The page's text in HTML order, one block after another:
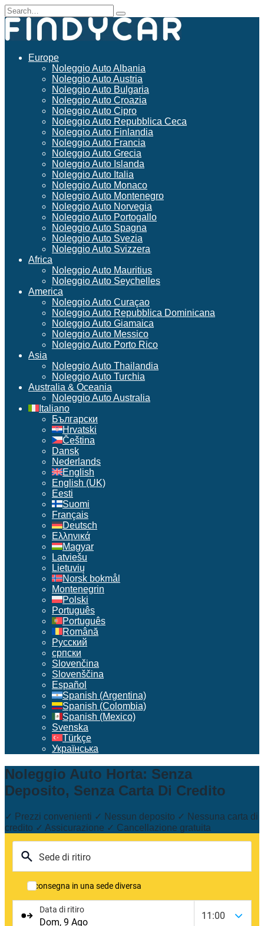
Skip
to
content
Search
for:
Europe
Noleggio Auto Albania
Noleggio Auto Austria
Noleggio Auto Bulgaria
Noleggio Auto Croazia
Noleggio Auto Cipro
Noleggio Auto Repubblica Ceca
Noleggio Auto Finlandia
Noleggio Auto Francia
Noleggio Auto Grecia
Noleggio Auto Islanda
Noleggio Auto Italia
Noleggio Auto Monaco
Noleggio Auto Montenegro
Noleggio Auto Norvegia
Noleggio Auto Portogallo
Noleggio Auto Spagna
Noleggio Auto Svezia
Noleggio Auto Svizzera
Africa
Noleggio Auto Mauritius
Noleggio Auto Seychelles
America
Noleggio Auto Curaçao
Noleggio Auto Repubblica Dominicana
Noleggio Auto Giamaica
Noleggio Auto Messico
Noleggio Auto Porto Rico
Asia
Noleggio Auto Thailandia
Noleggio Auto Turchia
Australia & Oceania
Noleggio Auto Australia
Italiano
Български
Hrvatski
Čeština
Dansk
Nederlands
English
English (UK)
Eesti
Suomi
Français
Deutsch
Ελληνικά
Magyar
Latviešu
Lietuvių
Norsk bokmål
Montenegrin
Polski
Português
Português
Română
Русский
српски
Slovenčina
Slovenščina
Español
Spanish (Argentina)
Spanish (Colombia)
Spanish (Mexico)
Svenska
Türkçe
Українська
Noleggio Auto Horta: Senza
Deposito, Senza Carta Di Credito
✓ Prezzi convenienti ✓ Nessun deposito ✓ Nessuna carta di
credito ✓ Assicurazione ✓ Cancellazione gratuita